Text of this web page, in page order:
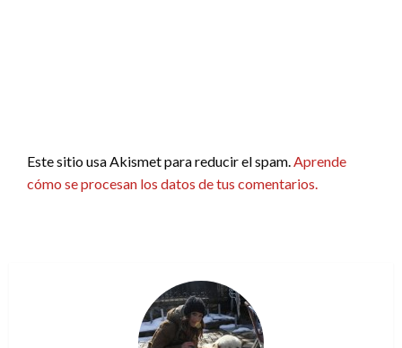
Este sitio usa Akismet para reducir el spam. Aprende
cómo se procesan los datos de tus comentarios.